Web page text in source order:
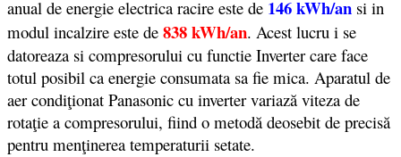
anual de energie electrica racire este de 146 kWh/an si in
modul incalzire este de 838 kWh/an. Acest lucru i se
datoreaza si compresorului cu functie Inverter care face
totul posibil ca energie consumata sa fie mica. Aparatul de
aer condiţionat Panasonic cu inverter variază viteza de
rotaţie a compresorului, fiind o metodă deosebit de precisă
pentru menţinerea temperaturii setate.